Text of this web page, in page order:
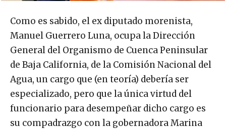
Como es sabido, el ex diputado morenista,
Manuel Guerrero Luna, ocupa la Dirección
General del Organismo de Cuenca Peninsular
de Baja California, de la Comisión Nacional del
Agua, un cargo que (en teoría) debería ser
especializado, pero que la única virtud del
funcionario para desempeñar dicho cargo es
su compadrazgo con la gobernadora Marina